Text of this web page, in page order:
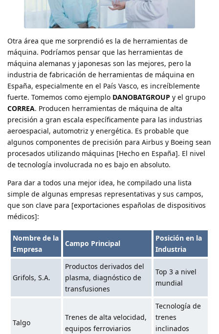
Otra área que me sorprendió es la de herramientas de
máquina. Podríamos pensar que las herramientas de
máquina alemanas y japonesas son las mejores, pero la
industria de fabricación de herramientas de máquina en
España, especialmente en el País Vasco, es increíblemente
fuerte. Tomemos como ejemplo DANOBATGROUP y el grupo
CORREA. Producen herramientas de máquina de alta
precisión a gran escala específicamente para las industrias
aeroespacial, automotriz y energética. Es probable que
algunos componentes de precisión para Airbus y Boeing sean
procesados utilizando máquinas [Hecho en España]. El nivel
de tecnología involucrada no es bajo en absoluto.
Para dar a todos una mejor idea, he compilado una lista
simple de algunas empresas representativas y sus campos,
que son clave para [exportaciones españolas de dispositivos
médicos]:
Nombre de la
Empresa
Campo Principal
Posición en la
Industria
Grifols, S.A.
Productos derivados del
plasma, diagnóstico de
transfusiones
Top 3 a nivel
mundial
Talgo
Trenes de alta velocidad,
equipos ferroviarios
Tecnología de
trenes
inclinados